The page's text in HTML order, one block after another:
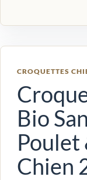
CROQUETTES
Bio
Poulet
Chien